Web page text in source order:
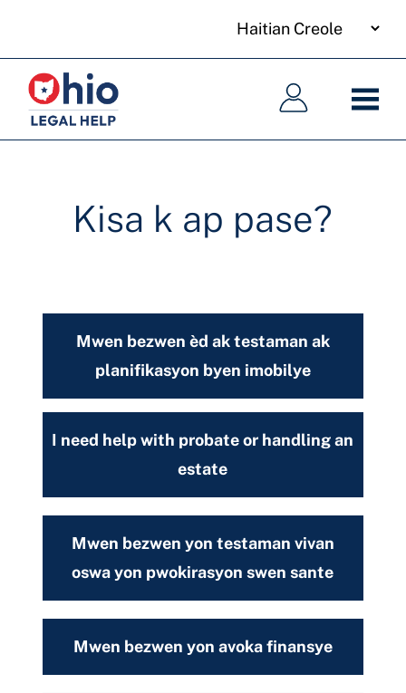
main
content
Meni
prensipal
Meni
prensipal
Kisa k ap pase?
Mwen bezwen èd ak testaman ak
planifikasyon byen imobilye
I need help with probate or handling an
estate
Mwen bezwen yon testaman vivan
oswa yon pwokirasyon swen sante
Mwen bezwen yon avoka finansye